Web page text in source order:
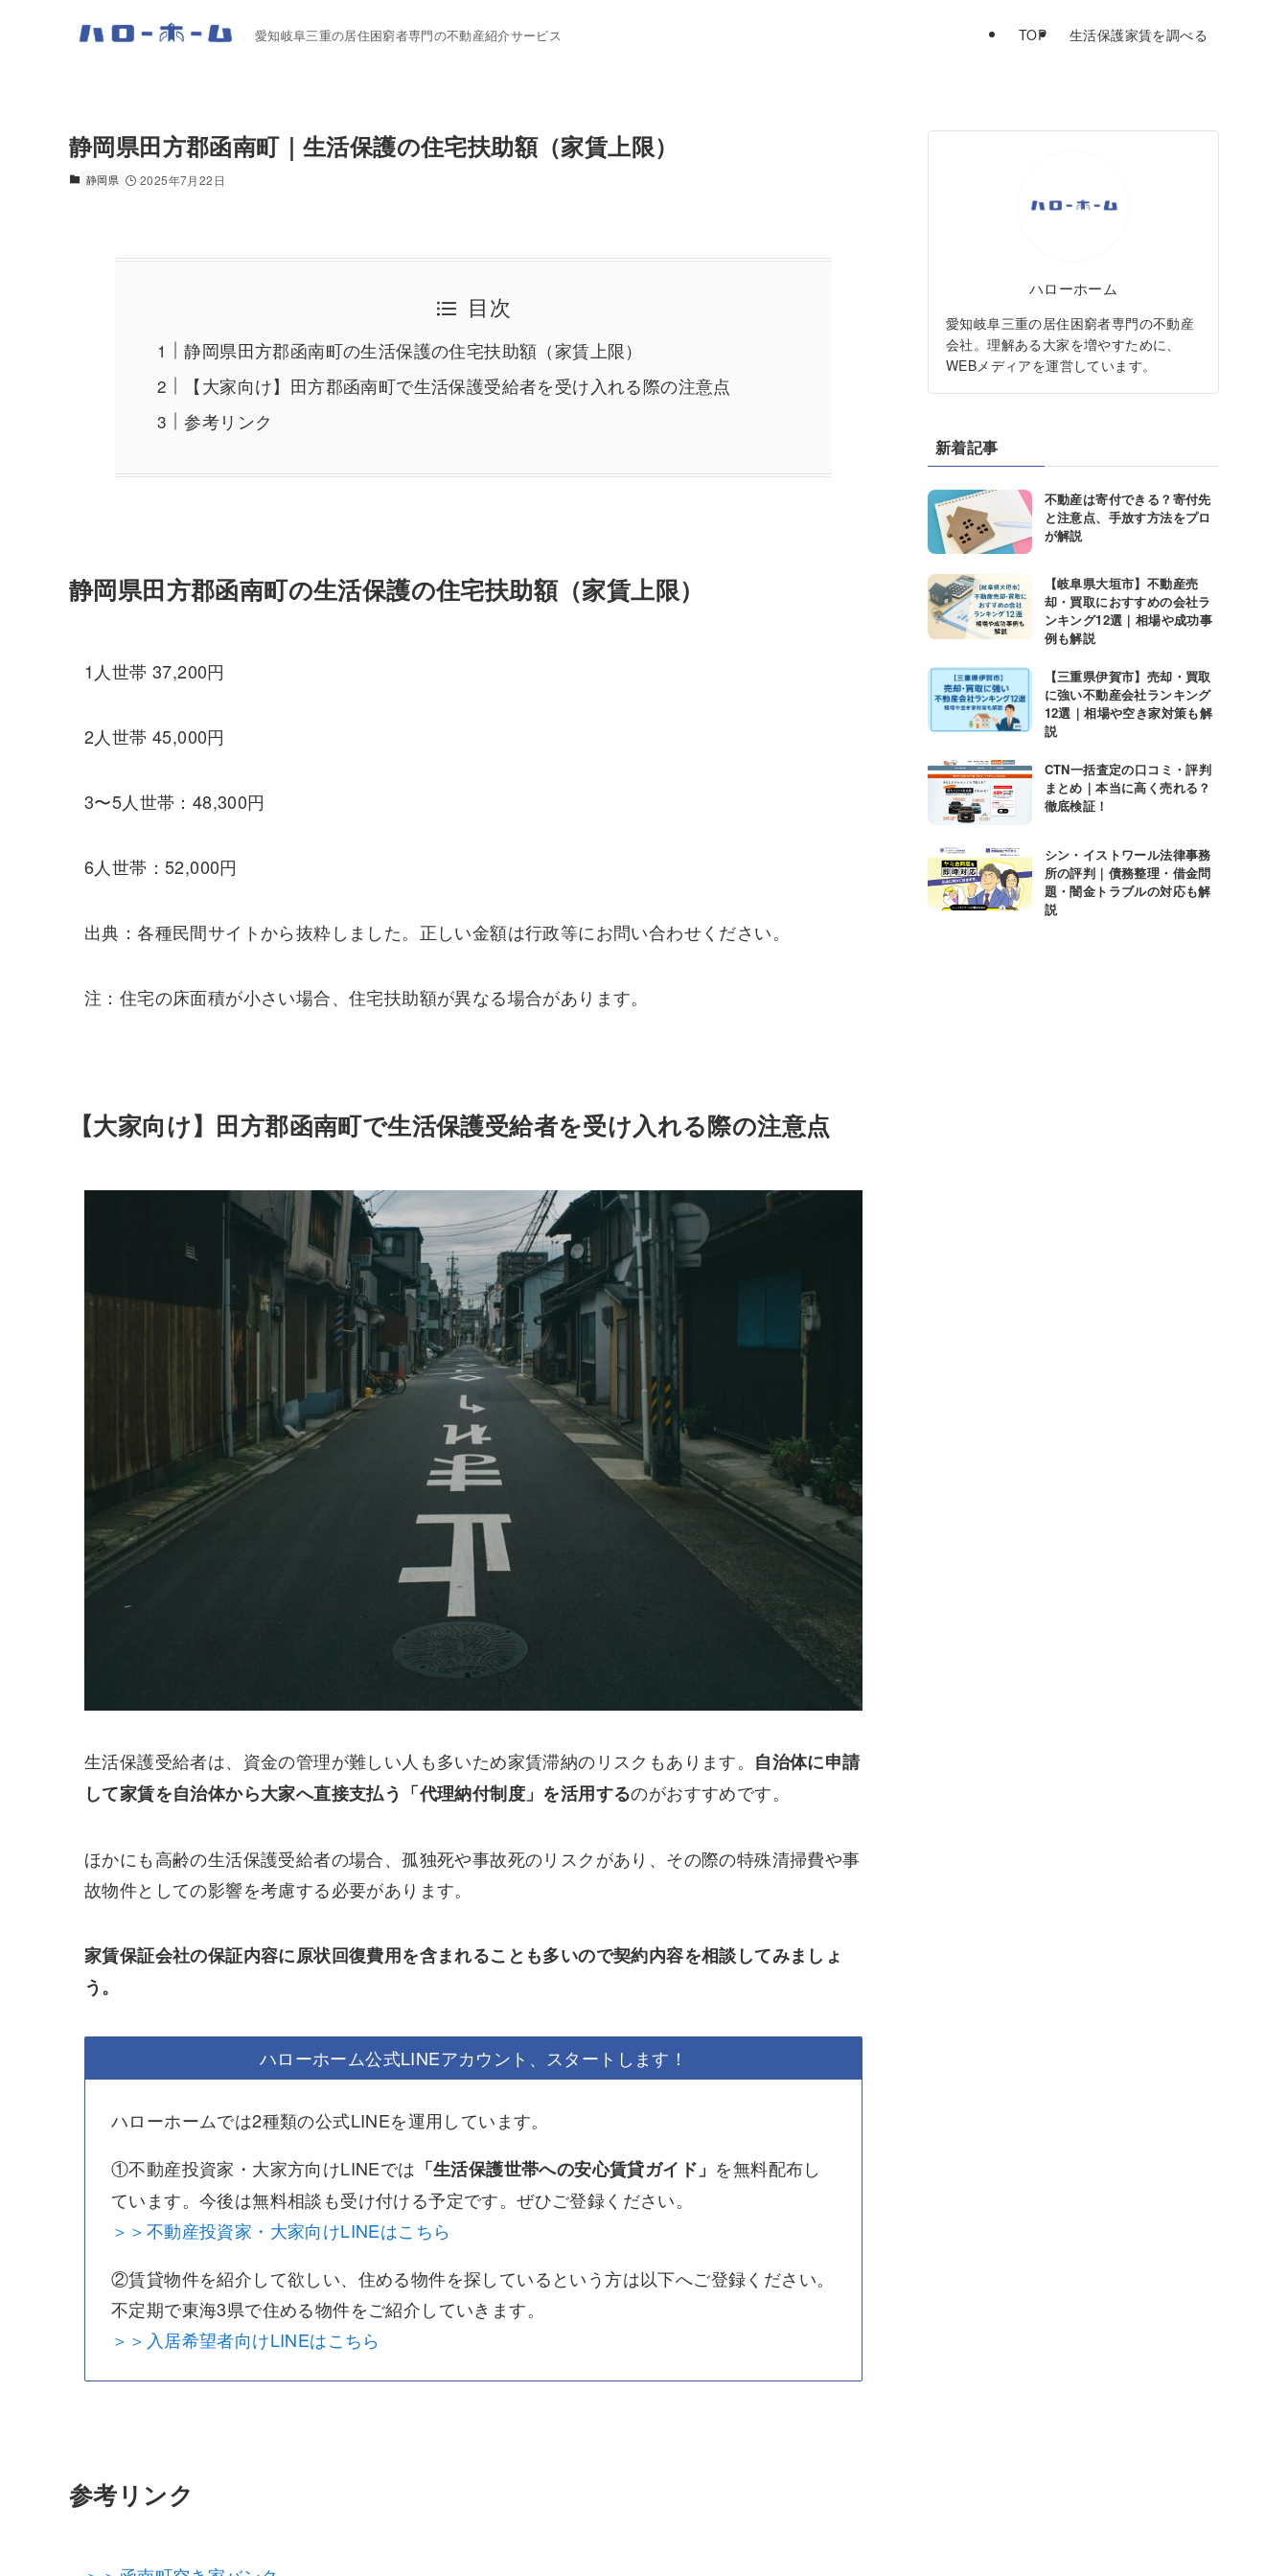
愛知岐阜三重の居住困窮者専門の不動産紹介サービス TOP 生活保護家賃を調べる
静岡県田方郡函南町｜生活保護の住宅扶助額（家賃上限）
静岡県 2025年7月22日
目次
静岡県田方郡函南町の生活保護の住宅扶助額（家賃上限）
【大家向け】田方郡函南町で生活保護受給者を受け入れる際の注意点
参考リンク
静岡県田方郡函南町の生活保護の住宅扶助額（家賃上限）
1人世帯 37,200円
2人世帯 45,000円
3〜5人世帯：48,300円
6人世帯：52,000円
出典：各種民間サイトから抜粋しました。正しい金額は行政等にお問い合わせください。
注：住宅の床面積が小さい場合、住宅扶助額が異なる場合があります。
【大家向け】田方郡函南町で生活保護受給者を受け入れる際の注意点
生活保護受給者は、資金の管理が難しい人も多いため家賃滞納のリスクもあります。 自治体に申請
して家賃を自治体から大家へ直接支払う「代理納付制度」を活用するのがおすすめです。
ほかにも高齢の生活保護受給者の場合、孤独死や事故死のリスクがあり、その際の特殊清掃費や事
故物件としての影響を考慮する必要があります。
家賃保証会社の保証内容に原状回復費用を含まれることも多いので契約内容を相談してみましょ
う。
ハローホーム公式LINEアカウント、スタートします！
ハローホームでは2種類の公式LINEを運用しています。
①不動産投資家・大家方向けLINEでは 「生活保護世帯への安心賃貸ガイド」 を無料配布し
ています。今後は無料相談も受け付ける予定です。ぜひご登録ください。
＞＞不動産投資家・大家向けLINEはこちら
②賃貸物件を紹介して欲しい、住める物件を探しているという方は以下へご登録ください。
不定期で東海3県で住める物件をご紹介していきます。
＞＞入居希望者向けLINEはこちら
参考リンク
ハローホーム
愛知岐阜三重の居住困窮者専門の不動産
会社。理解ある大家を増やすために、
WEBメディアを運営しています。
新着記事
不動産は寄付できる？寄付先
と注意点、手放す方法をプロ
が解説
【岐阜県大垣市】不動産売
却・買取におすすめの会社ラ
ンキング12選｜相場や成功事
例も解説
【三重県伊賀市】売却・買取
に強い不動産会社ランキング
12選｜相場や空き家対策も解
説
CTN一括査定の口コミ・評判
まとめ｜本当に高く売れる？
徹底検証！
シン・イストワール法律事務
所の評判｜債務整理・借金問
題・闇金トラブルの対応も解
説